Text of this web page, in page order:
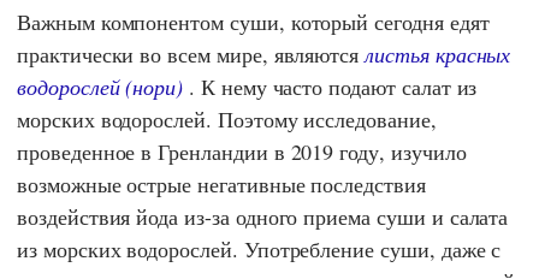
Важным компонентом суши, который сегодня едят
практически во всем мире, являютсялистья красных
водорослей (нори) . К нему часто подают салат из
морских водорослей. Поэтому исследование,
проведенное в Гренландии в 2019 году, изучило
возможные острые негативные последствия
воздействия йода из-за одного приема суши и салата
из морских водорослей. Употребление суши, даже с